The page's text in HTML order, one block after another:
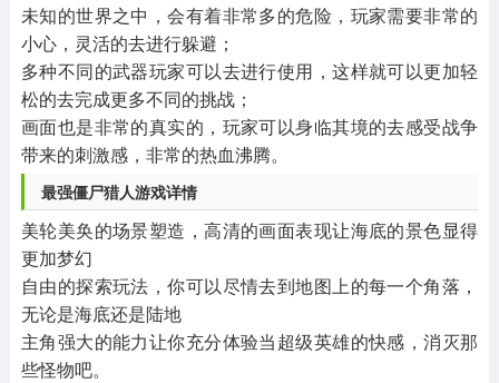
未知的世界之中，会有着非常多的危险，玩家需要非常的
小心，灵活的去进行躲避；
多种不同的武器玩家可以去进行使用，这样就可以更加轻
松的去完成更多不同的挑战；
画面也是非常的真实的，玩家可以身临其境的去感受战争
带来的刺激感，非常的热血沸腾。
最强僵尸猎人游戏详情
美轮美奂的场景塑造，高清的画面表现让海底的景色显得
更加梦幻
自由的探索玩法，你可以尽情去到地图上的每一个角落，
无论是海底还是陆地
主角强大的能力让你充分体验当超级英雄的快感，消灭那
些怪物吧。